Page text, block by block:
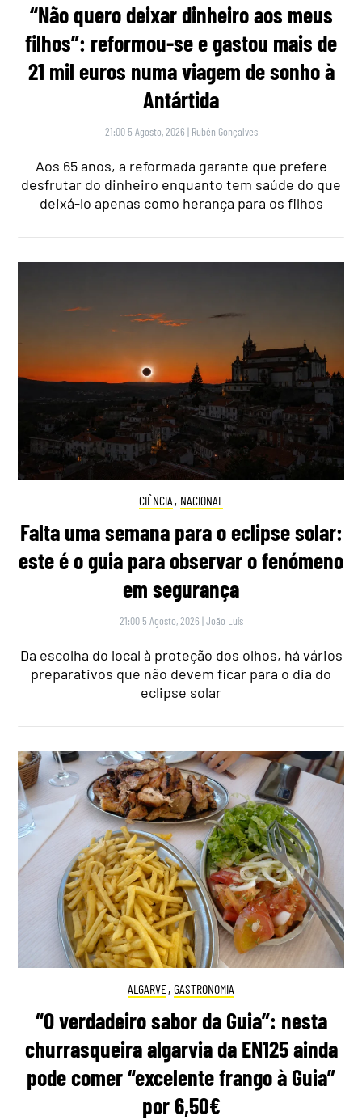
“Não quero deixar dinheiro aos meus
filhos”: reformou-se e gastou mais de
21 mil euros numa viagem de sonho à
Antártida
21:00 5 Agosto, 2026 | Rubén Gonçalves
Aos 65 anos, a reformada garante que prefere
desfrutar do dinheiro enquanto tem saúde do que
deixá-lo apenas como herança para os filhos
CIÊNCIA , NACIONAL
Falta uma semana para o eclipse solar:
este é o guia para observar o fenómeno
em segurança
21:00 5 Agosto, 2026 |João Luís
Da escolha do local à proteção dos olhos, há vários
preparativos que não devem ficar para o dia do
eclipse solar
ALGARVE, GASTRONOMIA
“O verdadeiro sabor da Guia”: nesta
churrasqueira algarvia da EN125 ainda
pode comer “excelente frango à Guia”
por 6,50€